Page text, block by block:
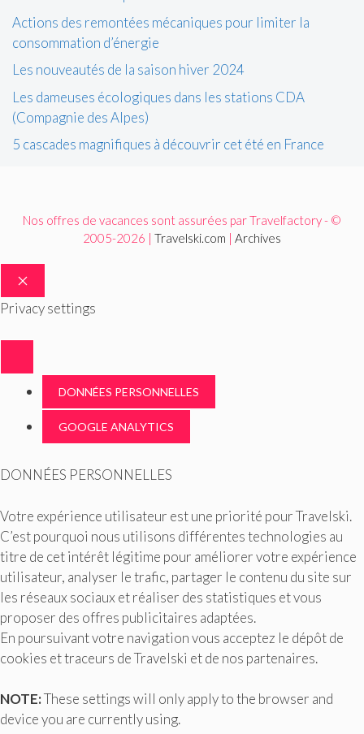
Actions des remontées mécaniques pour limiter la
consommation d’énergie
Les nouveautés de la saison hiver 2024
Les dameuses écologiques dans les stations CDA
(Compagnie des Alpes)
5 cascades magnifiques à découvrir cet été en France
Nos offres de vacances sont assurées par Travelfactory - ©
2005-2026 | Travelski.com Archives
FERMER
Privacy settings
DONNÉES PERSONNELLES
GOOGLE ANALYTICS
DONNÉES PERSONNELLES
Votre expérience utilisateur est une priorité pour Travelski.
C’est pourquoi nous utilisons différentes technologies au
titre de cet intérêt légitime pour améliorer votre expérience
utilisateur, analyser le trafic, partager le contenu du site sur
les réseaux sociaux et réaliser des statistiques et vous
proposer des offres publicitaires adaptées.
En poursuivant votre navigation vous acceptez le dépôt de
cookies et traceurs de Travelski et de nos partenaires.
NOTE:These settings will only apply to the browser and
device you are currently using.